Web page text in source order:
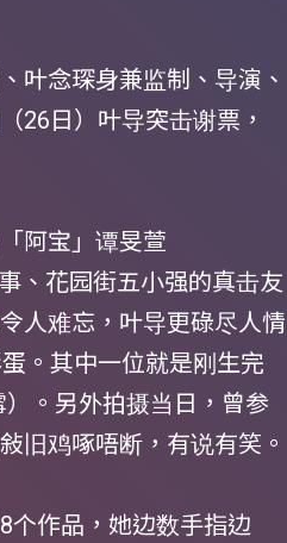
叶念琛身兼监制、导演、
26日）叶导突击谢票，
阿宝」谭旻萱
、花园街五小强的真击友
人难忘，叶导更碌尽人情
。其中一位就是刚生完
。另外拍摄当日，曾参
旧鸡啄唔断，有说有笑。
个作品，她边数手指边